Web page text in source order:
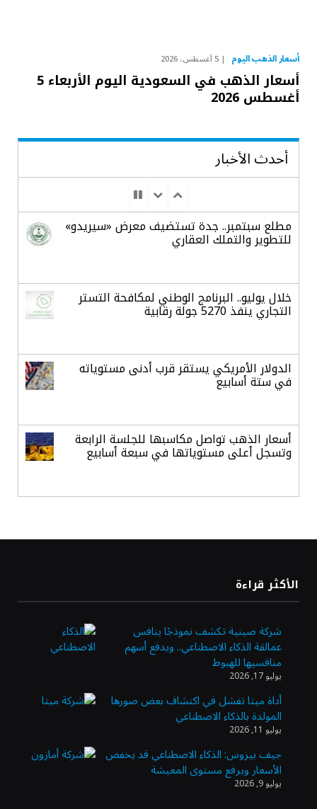
أسعار الذهب اليوم 5 أغسطس، 2026
أسعار الذهب في السعودية اليوم الأربعاء 5
أغسطس 2026
أحدث الأخبار
مطلع سبتمبر.. جدة تستضيف معرض «سيريدو»
للتطوير والتملك العقاري
خلال يوليو.. البرنامج الوطني لمكافحة التستر
التجاري ينفذ 5270 جولة رقابية
الدولار الأمريكي يستقر قرب أدنى مستوياته
في ستة أسابيع
أسعار الذهب تواصل مكاسبها للجلسة الرابعة
وتسجل أعلى مستوياتها في سبعة أسابيع
«طيران الرياض» يدشن أولى رحلاته إلى مومباي
ويضيف الوجهة التشغيلية الثامنة
وزير الاستثمار: الموافقة على رخصة مزاولة
الأنشطة المالية عابرة الحدود تطوير للبيئة
الاستثمارية
الذهب يسجل أعلى مستوى في أسبوعين بدعم
من تراجع الدولار
الدولار الأمريكي يتراجع قرب أدنى مستوياته
الأكثر قراءة
شركة صينية تكشف نموذجًا ينافس
عمالقة الذكاء الاصطناعي.. ويدفع أسهم
منافسيها للهبوط
يوليو 17, 2026
أداة ميتا تفشل في اكتشاف بعض صورها
المولدة بالذكاء الاصطناعي
يوليو 11, 2026
جيف بيزوس: الذكاء الاصطناعي قد يخفض
الأسعار ويرفع مستوى المعيشة
يوليو 9, 2026